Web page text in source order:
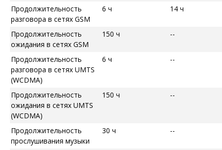
Продолжительность
разговора в сетях GSM
6 ч 14 ч
Продолжительность
ожидания в сетях GSM
150 ч --
Продолжительность
разговора в сетях UMTS
(WCDMA)
6 ч --
Продолжительность
ожидания в сетях UMTS
(WCDMA)
150 ч --
Продолжительность
прослушивания музыки
30 ч --